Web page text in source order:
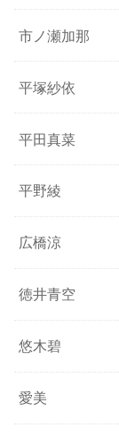
市ノ瀬加那
平塚紗依
平田真菜
平野綾
広橋涼
徳井青空
悠木碧
愛美